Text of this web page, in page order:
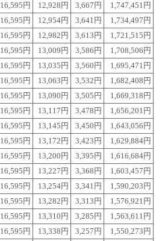
16,595円 12,928円 3,667円
1,747,451円
16,595円 12,954円 3,641円
1,734,497円
16,595円 12,982円 3,613円
1,721,515円
16,595円 13,009円 3,586円
1,708,506円
16,595円 13,035円 3,560円
1,695,471円
16,595円 13,063円 3,532円
1,682,408円
16,595円 13,090円 3,505円
1,669,318円
16,595円 13,117円 3,478円
1,656,201円
16,595円 13,145円 3,450円
1,643,056円
16,595円 13,172円 3,423円
1,629,884円
16,595円 13,200円 3,395円
1,616,684円
16,595円 13,227円 3,368円
1,603,457円
16,595円 13,254円 3,341円
1,590,203円
16,595円 13,282円 3,313円
1,576,921円
16,595円 13,310円 3,285円
1,563,611円
16,595円 13,338円 3,257円
1,550,273円